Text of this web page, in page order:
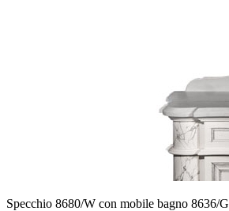
Specchio 8680/W con mobile bagno 8636/G